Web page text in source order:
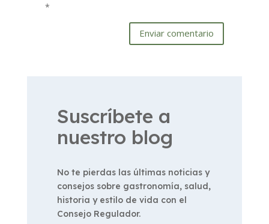
*
Enviar comentario
Suscríbete a
nuestro blog
No te pierdas las últimas noticias y
consejos sobre gastronomía, salud,
historia y estilo de vida con el
Consejo Regulador.